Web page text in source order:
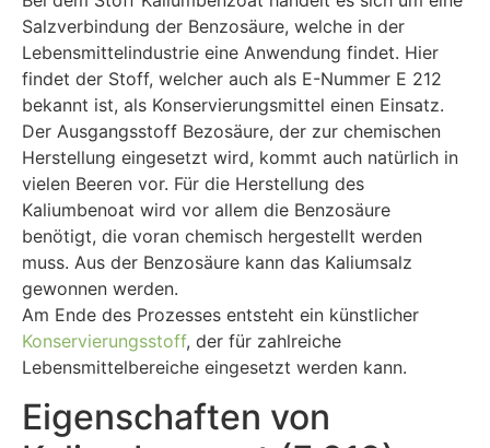
Salzverbindung der Benzosäure, welche in der
Lebensmittelindustrie eine Anwendung findet. Hier
findet der Stoff, welcher auch als E-Nummer E 212
bekannt ist, als Konservierungsmittel einen Einsatz.
Der Ausgangsstoff Bezosäure, der zur chemischen
Herstellung eingesetzt wird, kommt auch natürlich in
vielen Beeren vor. Für die Herstellung des
Kaliumbenoat wird vor allem die Benzosäure
benötigt, die voran chemisch hergestellt werden
muss. Aus der Benzosäure kann das Kaliumsalz
gewonnen werden.
Am Ende des Prozesses entsteht ein künstlicher
Konservierungsstoff, der für zahlreiche
Lebensmittelbereiche eingesetzt werden kann.
Eigenschaften von